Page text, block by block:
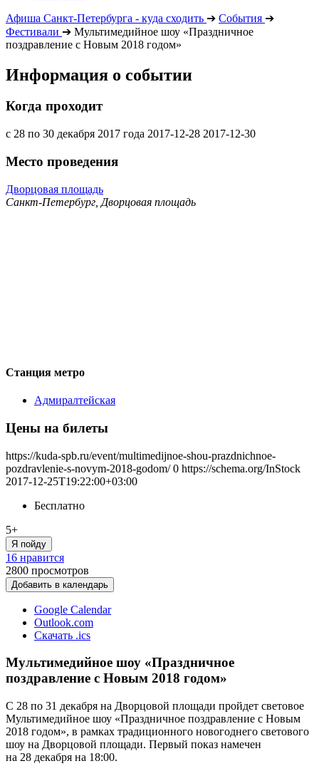
Афиша Санкт-Петербурга - куда сходить ➔ События ➔
Фестивали ➔ Мультимедийное шоу «Праздничное
поздравление с Новым 2018 годом»
Информация о событии
Когда проходит
с 28 по 30 декабря 2017 года 2017-12-28 2017-12-30
Место проведения
Дворцовая площадь
Санкт-Петербург, Дворцовая площадь
Станция метро
Адмиралтейская
Цены на билеты
https://kuda-spb.ru/event/multimedijnoe-shou-prazdnichnoe-
pozdravlenie-s-novym-2018-godom/ 0 https://schema.org/InStock
2017-12-25T19:22:00+03:00
Бесплатно
5+
Я пойду
16 нравится
2800 просмотров
Добавить в календарь
Google Calendar
Outlook.com
Скачать .ics
Мультимедийное шоу «Праздничное
поздравление с Новым 2018 годом»
С 28 по 31 декабря на Дворцовой площади пройдет световое
Мультимедийное шоу «Праздничное поздравление с Новым
2018 годом», в рамках традиционного новогоднего светового
шоу на Дворцовой площади. Первый показ намечен
на 28 декабря на 18:00.